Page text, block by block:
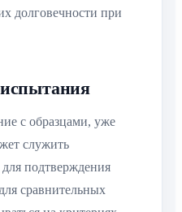
долговечности при
с образцами, уже
служить
подтверждения
сравнительных